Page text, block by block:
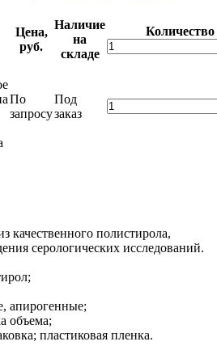
Цена,
руб.
Наличие
на
складе
Количество
По
запросу
Под
заказ
качественного полистирола,
серологических исследований.
апирогенные;
объема;
пластиковая пленка.